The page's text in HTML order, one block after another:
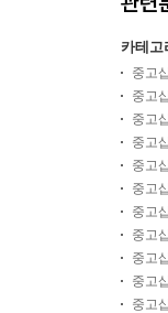
카테고
중고
중고
중고
중고
중고
중고
중고
중고
중고
중고
중고